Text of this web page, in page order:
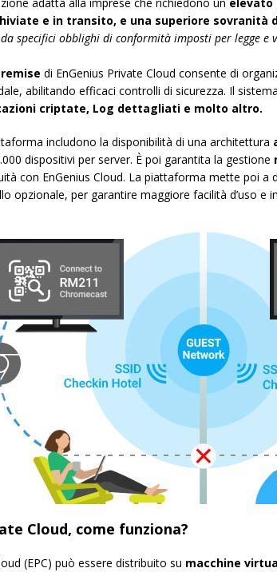
adatta alla imprese che richiedono un elevato
e in transito, e una superiore sovranità
specifici obblighi di conformità imposti per legge
di EnGenius Private Cloud consente di
abilitando efficaci controlli di sicurezza. Il
criptate, Log dettagliati e molto altro.
includono la disponibilità di una architettura
dispositivi per server. È poi garantita la gestione
con EnGenius Cloud. La piattaforma mette poi a
opzionale, per garantire maggiore facilità d’uso e
Cloud, come funziona?
(EPC) può essere distribuito su macchine